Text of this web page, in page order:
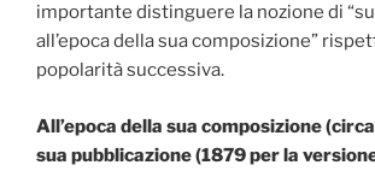
importante distinguere la nozione di
all’epoca della sua composizione”
popolarità successiva.
All’epoca della sua composizione
sua pubblicazione (1879 per la